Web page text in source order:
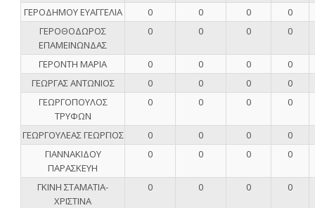
ΓΕΡΟΔΗΜΟΥ ΕΥΑΓΓΕΛΙΑ 0 0 0
0
ΓΕΡΟΘΟΔΩΡΟΣ
ΕΠΑΜΕΙΝΩΝΔΑΣ
0 0 0 0
ΓΕΡΟΝΤΗ ΜΑΡΙΑ 0 0 0
0
ΓΕΩΡΓΑΣ ΑΝΤΩΝΙΟΣ
0 0 0
0
ΓΕΩΡΓΟΠΟΥΛΟΣ
ΤΡΥΦΩΝ
0 0 0 0
ΓΕΩΡΓΟΥΛΕΑΣ ΓΕΩΡΓΙΟΣ 0 0 0
0
ΓΙΑΝΝΑΚΙΔΟΥ
ΠΑΡΑΣΚΕΥΗ
0 0 0 0
ΓΚΙΝΗ ΣΤΑΜΑΤΙΑ-
ΧΡΙΣΤΙΝΑ
0 0 0 0